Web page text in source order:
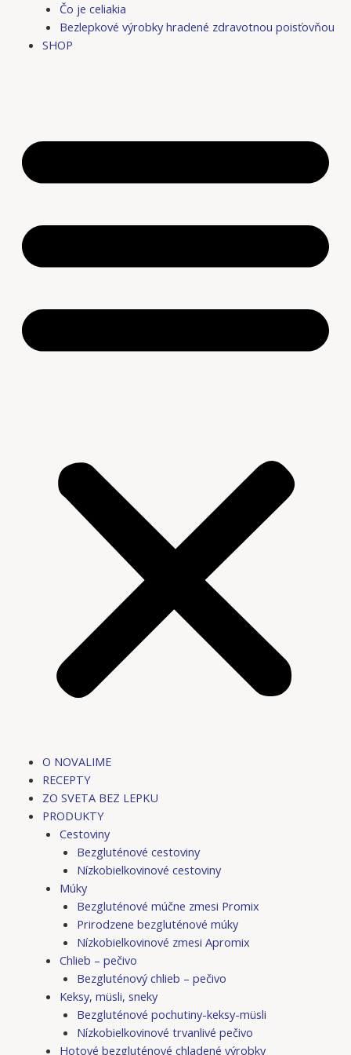
Čo je celiakia
Bezlepkové výrobky hradené zdravotnou poisťovňou
SHOP
O NOVALIME
RECEPTY
ZO SVETA BEZ LEPKU
PRODUKTY
Cestoviny
Bezgluténové cestoviny
Nízkobielkovinové cestoviny
Múky
Bezgluténové múčne zmesi Promix
Prirodzene bezgluténové múky
Nízkobielkovinové zmesi Apromix
Chlieb – pečivo
Bezgluténový chlieb – pečivo
Keksy, müsli, sneky
Bezgluténové pochutiny-keksy-müsli
Nízkobielkovinové trvanlivé pečivo
Hotové bezgluténové chladené výrobky